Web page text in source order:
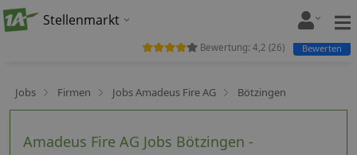
Stellenmarkt
Jobs Firmen Jobs Amadeus Fire AG Bötzingen
Amadeus Fire AG Jobs Bötzingen -
Bewertung: 4,2 (26) Bewerten